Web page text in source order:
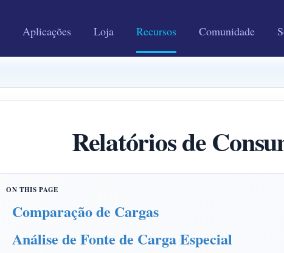
Aplicações Loja Recursos Comunidade
Relatórios de
Comparação de Cargas
Análise de Fonte de Carga Especial